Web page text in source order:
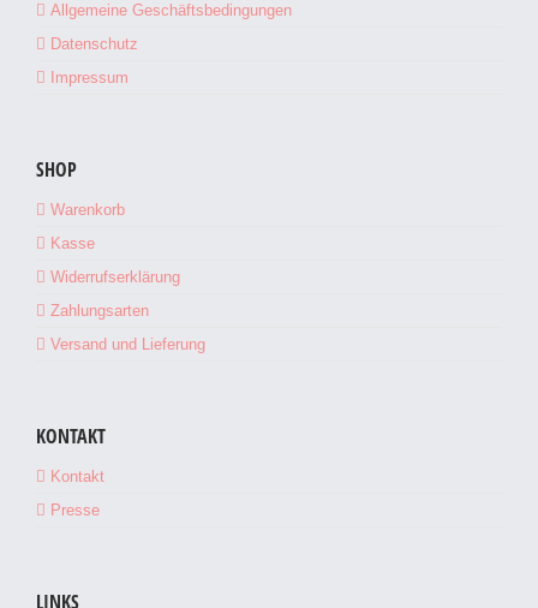
Allgemeine Geschäftsbedingungen
Datenschutz
Impressum
SHOP
Warenkorb
Kasse
Widerrufserklärung
Zahlungsarten
Versand und Lieferung
KONTAKT
Kontakt
Presse
LINKS